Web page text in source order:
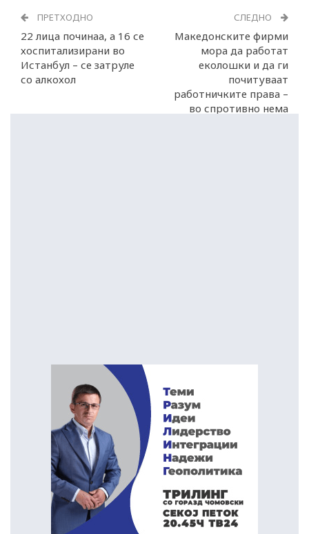
ПРЕТХОДНО
22 лица починаа, а 16 се
хоспитализирани во
Истанбул – се затруле
со алкохол
СЛЕДНО
Македонските фирми
мора да работат
еколошки и да ги
почитуваат
работничките права –
во спротивно нема